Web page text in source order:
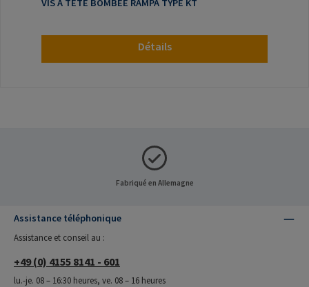
VIS A TÊTE BOMBÉE RAMPA TYPE KT
Détails
Fabriqué en Allemagne
Assistance téléphonique
Assistance et conseil au :
+49 (0) 4155 8141 - 601
lu.-je. 08 – 16:30 heures, ve. 08 – 16 heures